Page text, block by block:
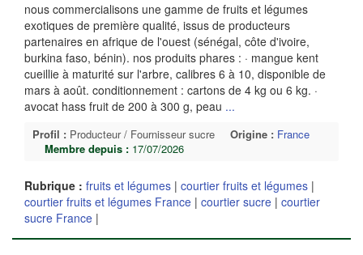
nous commercialisons une gamme de fruits et légumes
exotiques de première qualité, issus de producteurs
partenaires en afrique de l'ouest (sénégal, côte d'ivoire,
burkina faso, bénin). nos produits phares : · mangue kent
cueillie à maturité sur l'arbre, calibres 6 à 10, disponible de
mars à août. conditionnement : cartons de 4 kg ou 6 kg. ·
avocat hass fruit de 200 à 300 g, peau ...
Profil : Producteur / Fournisseur sucre Origine : France
Membre depuis : 17/07/2026
Rubrique : fruits et légumes | courtier fruits et légumes |
courtier fruits et légumes France | courtier sucre | courtier
sucre France |